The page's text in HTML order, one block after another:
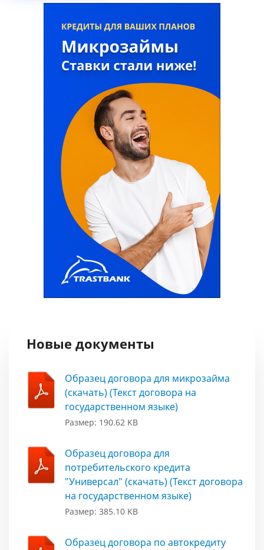
Новые документы
Образец договора для микрозайма
(скачать) (Текст договора на
государственном языке)
Размер: 190.62 KB
Образец договора для
потребительского кредита
"Универсал" (скачать) (Текст договора
на государственном языке)
Размер: 385.10 KB
Образец договора по автокредиту